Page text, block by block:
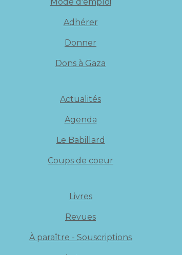
Adhérer
Donner
Dons à Gaza
Actualités
Agenda
Le Babillard
Coups de coeur
Livres
Revues
À paraître - Souscriptions